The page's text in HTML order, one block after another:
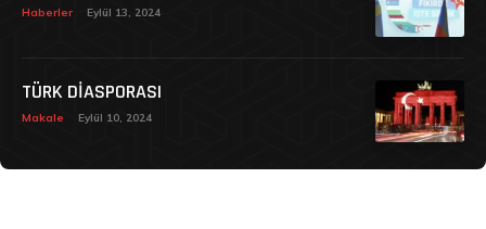
Haberler Eylül 13, 2024
TÜRK DİASPORASI
Makale Eylül 10, 2024